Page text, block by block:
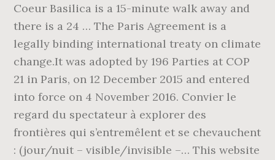
Coeur Basilica is a 15-minute walk away and
there is a 24 … The Paris Agreement is a
legally binding international treaty on climate
change.It was adopted by 196 Parties at COP
21 in Paris, on 12 December 2015 and entered
into force on 4 November 2016. Convier le
regard du spectateur à explorer des
frontières qui s’entremêlent et se chevauchent
: (jour/nuit – visible/invisible –… This website